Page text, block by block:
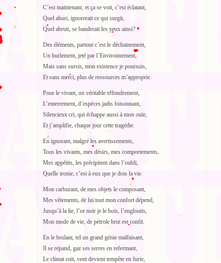
C’est maintenant, et ça se voit, c’est éclatant,
Quel ahuri, ignorerait ce qui surgit,
Quel abruti, se banderait les yeux ainsi?
Des éléments, partout c’est le déchainement,
Un hurlement, jeté par l’Environnement,
Mais sans sursis, mon existence je poursuis,
Et sans merci, plus de ressources m’approprie.
Pour le vivant, un véritable effondrement,
L’enterrement, d’espèces jadis foisonnant,
Silencieux cri, qui échappe aussi à mon ouïe,
Et j’amplifie, chaque jour cette tragédie.
En ignorant, malgré les avertissements,
Tous les vivants, mes désirs, mes comportements,
Mes appétits, les précipitent dans l’oubli,
Quelle ironie, c’est à eux que je dois la vie.
Mon carburant, de mes objets le composant,
Mes vêtements, de lui tout mon confort dépend,
Jusqu’à la lie, l’or noir je le bois, l’engloutis,
Mon mode de vie, de pétrole brut est confit.
En le brulant, tel un grand génie malfaisant,
Il se répand, gaz ses serres en refermant,
Le climat cuit, vent devient tempête en furie,